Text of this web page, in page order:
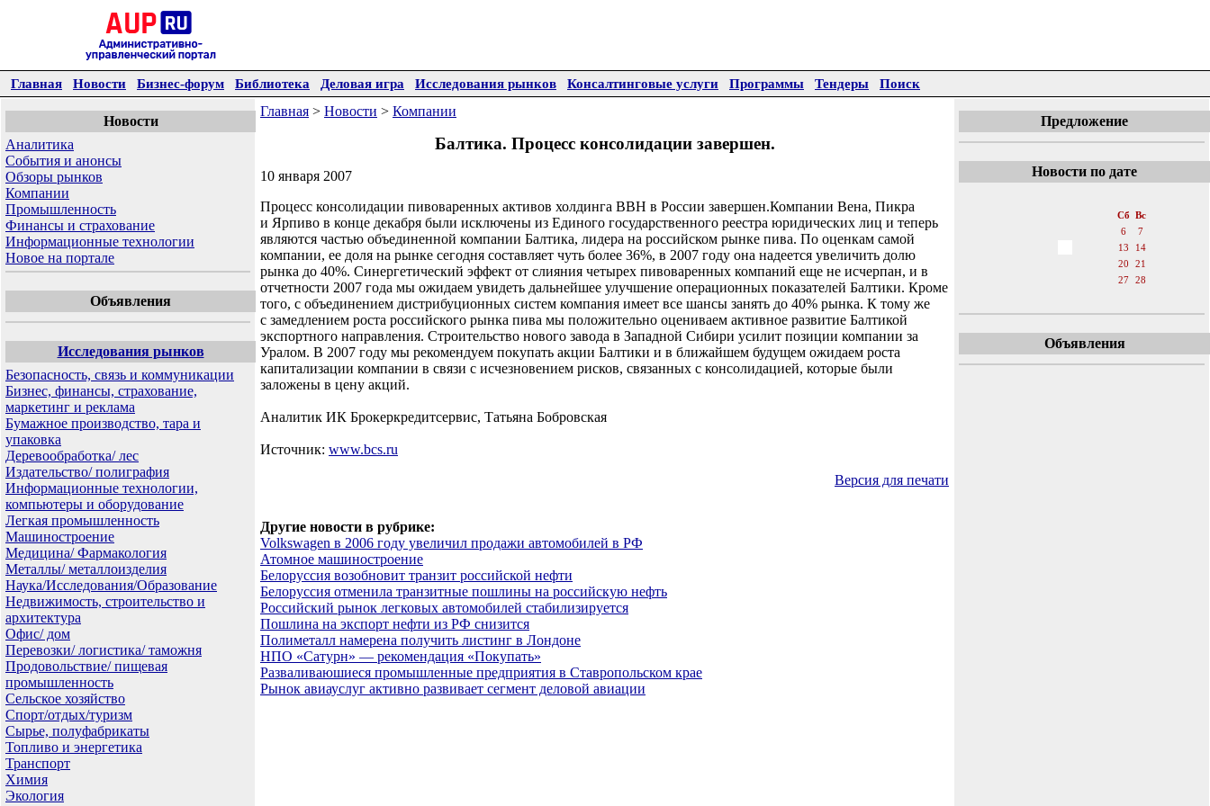
Главная Новости Бизнес-форум Библиотека Деловая игра Исследования рынков Консалтинговые услуги Программы Тендеры Поиск
Новости
Аналитика
События и анонсы
Обзоры рынков
Компании
Промышленность
Финансы и страхование
Информационные технологии
Новое на портале
Объявления
Исследования рынков
Безопасность, связь и коммуникации
Бизнес, финансы, страхование,
маркетинг и реклама
Бумажное производство, тара и
упаковка
Деревообработка/ лес
Издательство/ полиграфия
Информационные технологии,
компьютеры и оборудование
Легкая промышленность
Машиностроение
Медицина/ Фармакология
Металлы/ металлоизделия
Наука/Исследования/Образование
Недвижимость, строительство и
архитектура
Офис/ дом
Перевозки/ логистика/ таможня
Продовольствие/ пищевая
промышленность
Сельское хозяйство
Спорт/отдых/туризм
Сырье, полуфабрикаты
Топливо и энергетика
Транспорт
Химия
Экология
Главная > Новости > Компании
Балтика. Процесс консолидации завершен.
10 января 2007
Процесс консолидации пивоваренных активов холдинга BBH в России завершен.Компании Вена, Пикра
и Ярпиво в конце декабря были исключены из Единого государственного реестра юридических лиц и теперь
являются частью объединенной компании Балтика, лидера на российском рынке пива. По оценкам самой
компании, ее доля на рынке сегодня составляет чуть более 36%, в 2007 году она надеется увеличить долю
рынка до 40%. Синергетический эффект от слияния четырех пивоваренных компаний еще не исчерпан, и в
отчетности 2007 года мы ожидаем увидеть дальнейшее улучшение операционных показателей Балтики. Кроме
того, с объединением дистрибуционных систем компания имеет все шансы занять до 40% рынка. К тому же
с замедлением роста российского рынка пива мы положительно оцениваем активное развитие Балтикой
экспортного направления. Строительство нового завода в Западной Сибири усилит позиции компании за
Уралом. В 2007 году мы рекомендуем покупать акции Балтики и в ближайшем будущем ожидаем роста
капитализации компании в связи с исчезновением рисков, связанных с консолидацией, которые были
заложены в цену акций.
Аналитик ИК Брокеркредитсервис, Татьяна Бобровская
Источник: www.bcs.ru
Версия для печати
Другие новости в рубрике:
Volkswagen в 2006 году увеличил продажи автомобилей в РФ
Атомное машиностроение
Белоруссия возобновит транзит российской нефти
Белоруссия отменила транзитные пошлины на российскую нефть
Российский рынок легковых автомобилей стабилизируется
Пошлина на экспорт нефти из РФ снизится
Полиметалл намерена получить листинг в Лондоне
НПО «Сатурн» — рекомендация «Покупать»
Разваливаюшиеся промышленные предприятия в Ставропольском крае
Рынок авиауслуг активно развивает сегмент деловой авиации
Предложение
Новости по дате
Сб Вс
6
7
13
14
20
21
27
28
Объявления